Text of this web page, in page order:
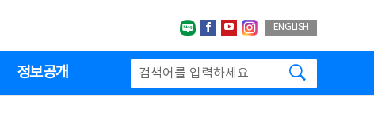
네이버블로그
페이스북
유투브인스타그랩
ENGLISH
정보공개